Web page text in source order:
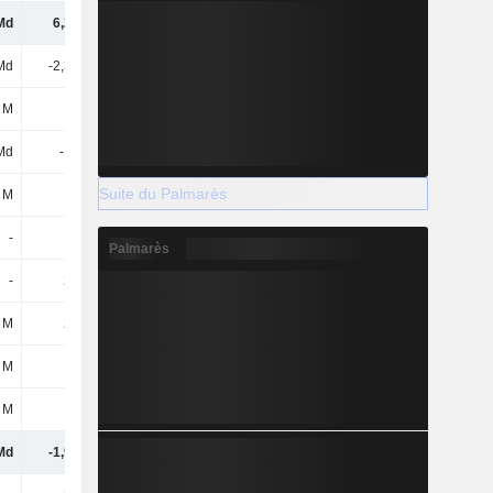
6,24 Md
-2,34 Md
-145 M
- -
-
- 232 M
292 M
-1,94 Md
Suite du Palmarès
Palmarès